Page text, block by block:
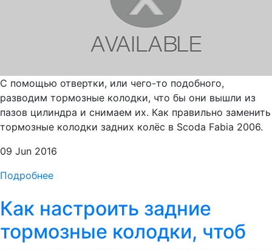
С помощью отвертки, или чего-то подобного,
разводим тормозные колодки, что бы они вышли из
пазов цилиндра и снимаем их. Как правильно заменить
тормозные колодки задних колёс в Scoda Fabia 2006.
09 Jun 2016
Подробнее
Как настроить задние
тормозные колодки, чтоб